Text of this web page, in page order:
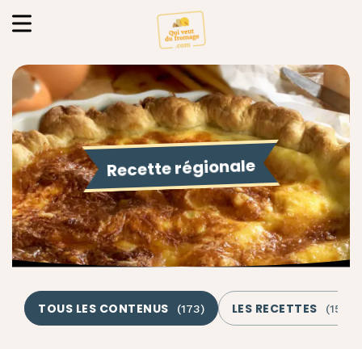
Recette régionale
TOUS LES CONTENUS (173) LES RECETTES (159